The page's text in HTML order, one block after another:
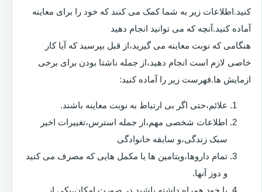
کنید.اطلاعات زیر به شما کمک می کنند که خود را برای معاینه
آماده کنید.آنچه که می توانید انجام دهید
هنگامی که نوبت معاینه می گیرید،از قبل بپرسید که آیا کار
خاصی لازم است انجام دهید،از جمله ناشتا بودن برای برخی
ازمایش ها.فهرست زیر را آماده کنید:
علائم،حتی اگر بی ارتباط به نوبت معاینه باشند.
اطلاعات شخصی مهم،از جمله استرس،تغییرات اخیر
سبک زندگی،و سابقه خانوادگی
تمام داروها،ویتامین ها یا مکمل هایی که مصرف می کنید
و دوز آنها.
با خود همراه داشته باشید.در صورت امکان،یکی از